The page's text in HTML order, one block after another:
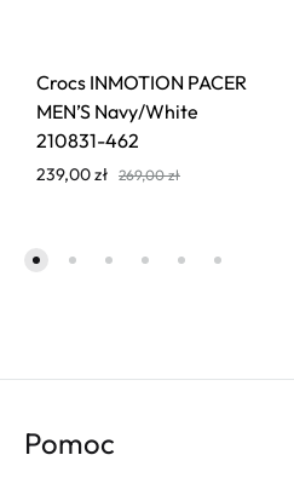
Crocs INMOTION PACER
MEN’S Navy/White
210831-462
239,00zł 269,00zł
Pomoc